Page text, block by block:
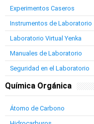
Experimentos Caseros
Instrumentos de Laboratorio
Laboratorio Virtual Yenka
Manuales de Laboratorio
Seguridad en el Laboratorio
Química Orgánica
Átomo de Carbono